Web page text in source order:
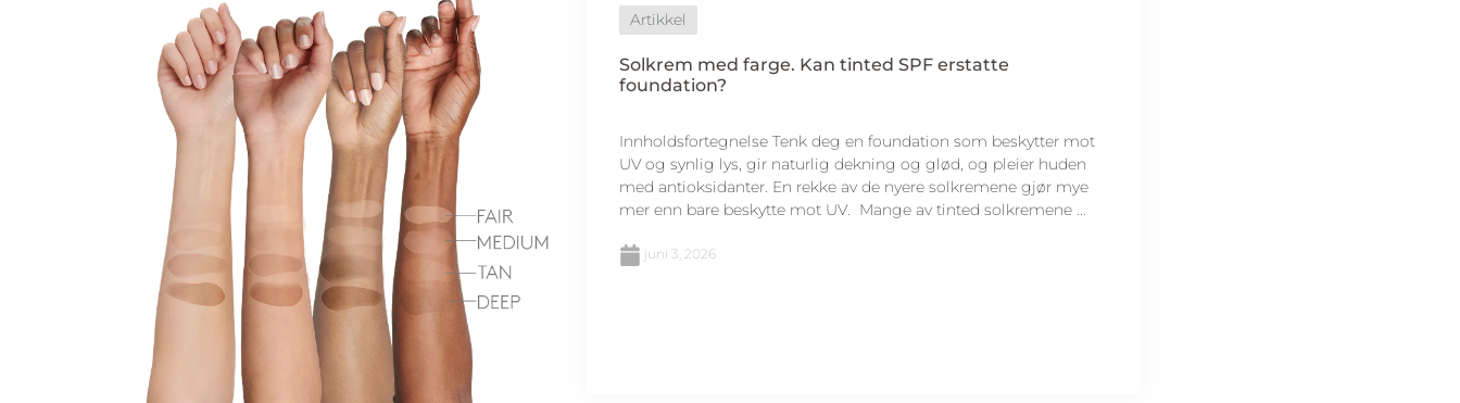
Artikkel
Solkrem med farge. Kan tinted SPF erstatte
foundation?
Innholdsfortegnelse Tenk deg en foundation som beskytter mot
UV og synlig lys, gir naturlig dekning og glød, og pleier huden
med antioksidanter. En rekke av de nyere solkremene gjør mye
mer enn bare beskytte mot UV. Mange av tinted solkremene ...
juni 3, 2026